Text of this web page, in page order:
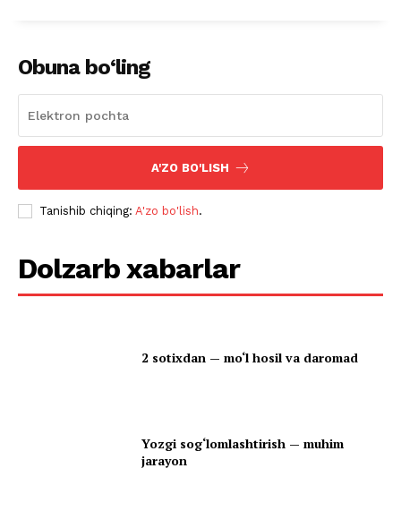
Obuna bo‘ling
A'ZO BO'LISH
Tanishib chiqing: A'zo bo'lish.
Dolzarb xabarlar
2 sotixdan — mo‘l hosil va daromad
Yozgi sog‘lomlashtirish — muhim
jarayon